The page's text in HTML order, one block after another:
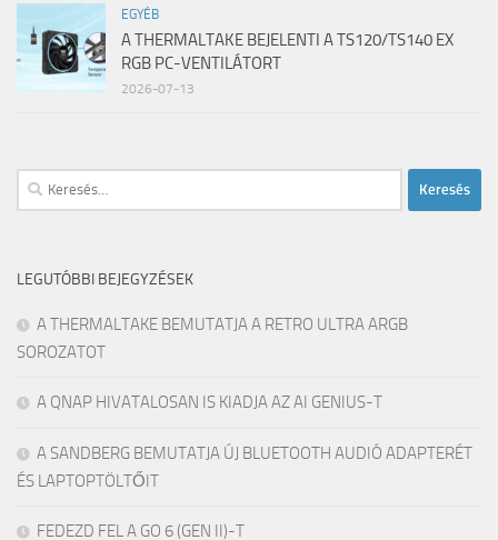
EGYÉB
A THERMALTAKE BEJELENTI A TS120/TS140 EX
RGB PC-VENTILÁTORT
2026-07-13
Keresés:
LEGUTÓBBI BEJEGYZÉSEK
A THERMALTAKE BEMUTATJA A RETRO ULTRA ARGB
SOROZATOT
A QNAP HIVATALOSAN IS KIADJA AZ AI GENIUS-T
A SANDBERG BEMUTATJA ÚJ BLUETOOTH AUDIÓ ADAPTERÉT
ÉS LAPTOPTÖLTŐIT
FEDEZD FEL A GO 6 (GEN II)-T